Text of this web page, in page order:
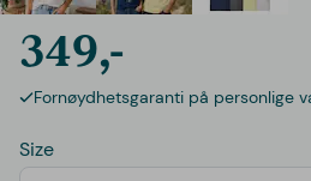
349,-
Fornøydhetsgaranti på personlige
Size